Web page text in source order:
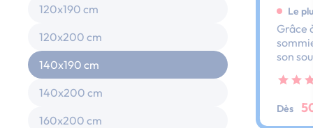
120x190 cm
120x200 cm
140x190 cm
140x200 cm
160x200 cm
Le
Grâce
son
dos
ses
au
Dès